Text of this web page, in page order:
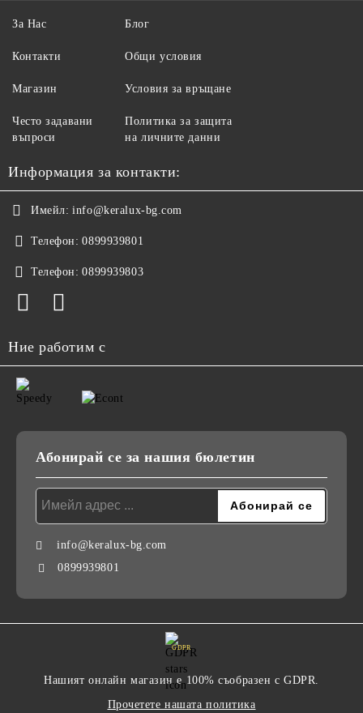
За Нас
Контакти
Магазин
Често задавани
въпроси
Блог
Общи условия
Условия за връщане
Политика за защита
на личните данни
Информация за контакти:
Имейл: info@keralux-bg.com
Телефон: 0899939801
Телефон: 0899939803
Ние работим с
Абонирай се за нашия бюлетин
info@keralux-bg.com
0899939801
GDPR
Нашият онлайн магазин е 100% съобразен с GDPR.
Прочетете нашата политика